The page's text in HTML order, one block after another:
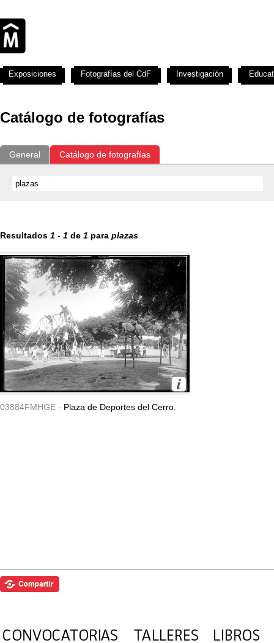
Catálogo de fotografías
General Catálogo de fotografías
Resultados 1 - 1 de 1 para plazas
03884FMHGE - Plaza de Deportes del Cerro.
Exposiciones Fotografías del CdF Investigación